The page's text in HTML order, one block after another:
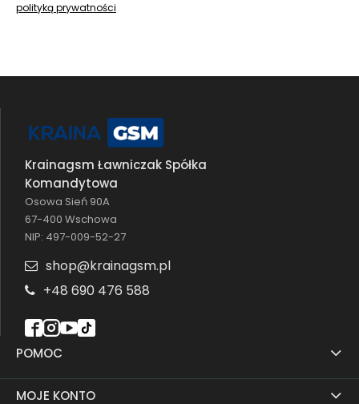
polityką prywatności
POMOC
MOJE KONTO
Krainagsm Ławniczak Spółka
Komandytowa
Osowa Sień 90A
67-400 Wschowa
NIP: 497-009-52-27
shop@krainagsm.pl
+48 690 476 588